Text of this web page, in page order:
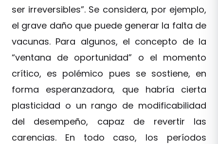
ser irreversibles”. Se considera, por ejemplo,
el grave daño que puede generar la falta de
vacunas. Para algunos, el concepto de la
“ventana de oportunidad” o el momento
crítico, es polémico pues se sostiene, en
forma esperanzadora, que habría cierta
plasticidad o un rango de modificabilidad
del desempeño, capaz de revertir las
carencias. En todo caso, los períodos